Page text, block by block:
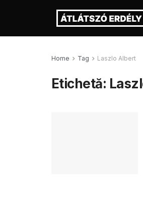
Home Tag Laszlo Albert
Etichetă: